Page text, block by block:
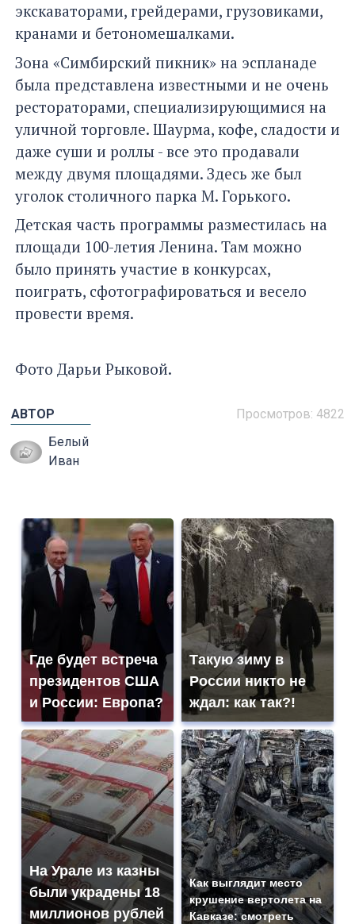
экскаваторами, грейдерами, грузовиками,
кранами и бетономешалками.
Зона «Симбирский пикник» на эспланаде
была представлена известными и не очень
рестораторами, специализирующимися на
уличной торговле. Шаурма, кофе, сладости и
даже суши и роллы - все это продавали
между двумя площадями. Здесь же был
уголок столичного парка М. Горького.
Детская часть программы разместилась на
площади 100-летия Ленина. Там можно
было принять участие в конкурсах,
поиграть, сфотографироваться и весело
провести время.
Фото Дарьи Рыковой.
Просмотров: 4822
АВТОР
Белый
Иван
Где будет встреча
президентов США
и России: Европа?
Такую зиму в
России никто не
ждал: как так?!
На Урале из казны
были украдены 18
миллионов рублей
Как выглядит место
крушение вертолета на
Кавказе: смотреть